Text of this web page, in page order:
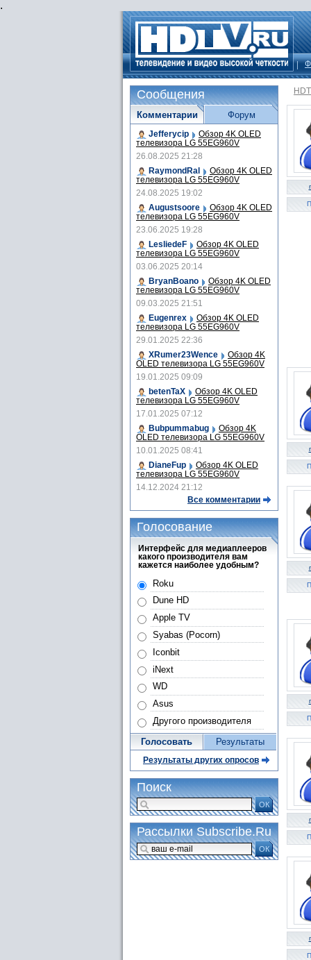
.
Сообщения
Комментарии
Jefferycip Обзор 4K OLED
телевизора LG 55EG960V
26.08.2025 21:28
RaymondRal
Обзор 4K OLED
телевизора LG 55EG960V
24.08.2025 19:02
Augustsoore
Обзор 4K OLED
телевизора LG 55EG960V
23.06.2025 19:28
LesliedeF
Обзор 4K OLED
телевизора LG 55EG960V
03.06.2025 20:14
BryanBoano
Обзор 4K OLED
телевизора LG 55EG960V
09.03.2025 21:51
Eugenrex
Обзор 4K OLED
телевизора LG 55EG960V
29.01.2025 22:36
XRumer23Wence
Обзор 4K
OLED телевизора LG 55EG960V
19.01.2025 09:09
betenTaX
Обзор 4K OLED
телевизора LG 55EG960V
17.01.2025 07:12
Bubpummabug
Обзор 4K
OLED телевизора LG 55EG960V
10.01.2025 08:41
DianeFup
Обзор 4K OLED
телевизора LG 55EG960V
14.12.2024 21:12
Все комментарии
Форум
Голосование
Интерфейс для медиаплееров
какого производителя вам
кажется наиболее удобным?
Roku
Dune HD
Apple TV
Syabas (Pocorn)
Iconbit
iNext
WD
Asus
Другого производителя
Голосовать Результаты
Результаты других опросов
Поиск
ОК
Рассылки Subscribe.Ru
ОК